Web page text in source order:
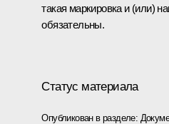
такая маркировка и (или)
обязательны.
Статус материала
Опубликован в разделе: